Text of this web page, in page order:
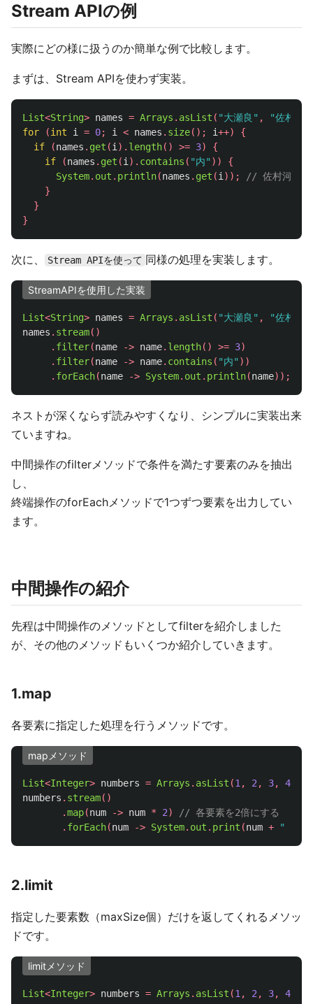
Stream APIの例
実際にどの様に扱うのか簡単な例で比較します。
まずは、Stream APIを使わず実装。
List<String> names = Arrays . asList ( "大瀬良" ,
"佐村河
for
(int i = 0; i < names . size(); i++)
{
if
(names . get (i ). length() >= 3)
{
if
(names . get (i ). contains ( "内" ))
{
System. out . println(names . get (i ));
// 佐村河内
}
}
}
次に、 Stream APIを使って 同様の処理を実装します。
StreamAPIを使用した実装
List<String> names = Arrays . asList ( "大瀬良" ,
"佐村河
names . stream()
. filter(name -> name. length() >= 3)
. filter(name -> name. contains ( "内" ))
. forEach(name -> System. out . println(name));
ネストが深くならず読みやすくなり、シンプルに実装出来
ていますね。
中間操作のfilterメソッドで条件を満たす要素のみを抽出
し、
終端操作のforEachメソッドで1つずつ要素を出力してい
ます。
中間操作の紹介
先程は中間操作のメソッドとしてfilterを紹介しました
が、その他のメソッドもいくつか紹介していきます。
1.map
各要素に指定した処理を行うメソッドです。
mapメソッド
List<Integer> numbers = Arrays . asList (1 , 2 , 3, 4
numbers . stream()
.map(num -> num * 2)
// 各要素を2倍にする
. forEach(num -> System. out . print (num + " "
2.limit
指定した要素数（maxSize個）だけを返してくれるメソッ
ドです。
limitメソッド
List<Integer> numbers = Arrays . asList (1 , 2 , 3, 4